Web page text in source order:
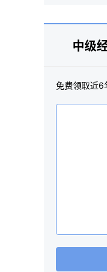
中级
免费领取近6